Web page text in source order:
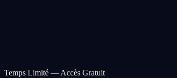
Temps Limité — Accès Gratuit